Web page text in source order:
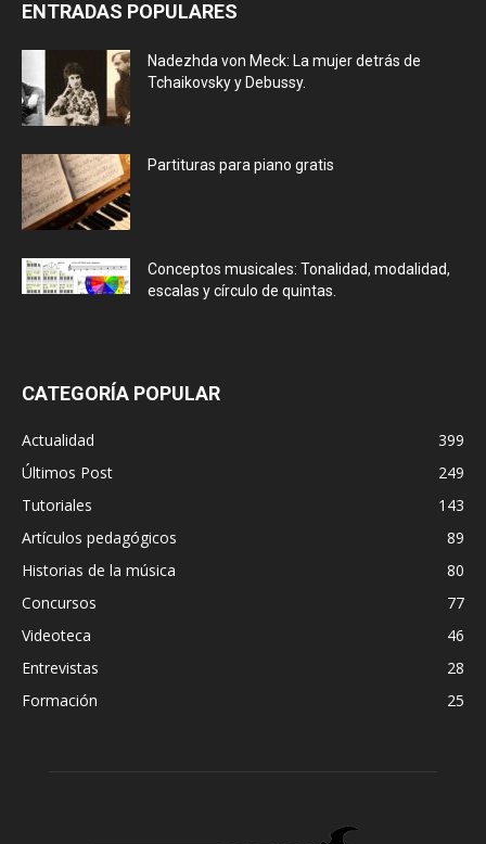
ENTRADAS POPULARES
Nadezhda von Meck: La mujer detrás de
Tchaikovsky y Debussy.
Partituras para piano gratis
Conceptos musicales: Tonalidad, modalidad,
escalas y círculo de quintas.
CATEGORÍA POPULAR
Actualidad
399
Últimos Post
249
Tutoriales
143
Artículos pedagógicos
89
Historias de la música
80
Concursos
77
Videoteca
46
Entrevistas
28
Formación
25